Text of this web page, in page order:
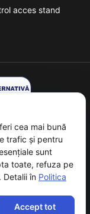
acces stand
Digital Agency . All
cea mai bună
trafic și pentru
sunt
toate, refuza pe
Detalii în Politica
Accept tot